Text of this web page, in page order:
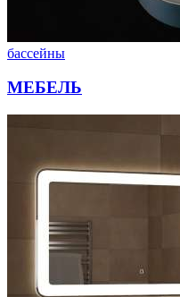
бассейны
МЕБЕЛЬ